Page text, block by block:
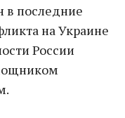
в последние
на Украине
России